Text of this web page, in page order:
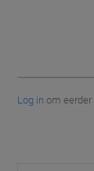
Log in om eerder